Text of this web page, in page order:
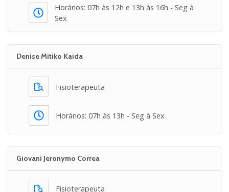
Horários: 07h às 12h e 13h às 16h - Seg à
Sex
Denise Mitiko Kaida
Fisioterapeuta
Horários: 07h às 13h - Seg à Sex
Giovani Jeronymo Correa
Fisioterapeuta